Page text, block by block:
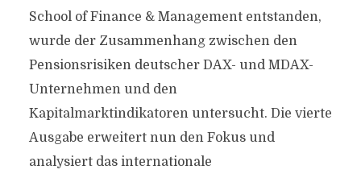
School of Finance & Management entstanden,
wurde der Zusammenhang zwischen den
Pensionsrisiken deutscher DAX- und MDAX-
Unternehmen und den
Kapitalmarktindikatoren untersucht. Die vierte
Ausgabe erweitert nun den Fokus und
analysiert das internationale